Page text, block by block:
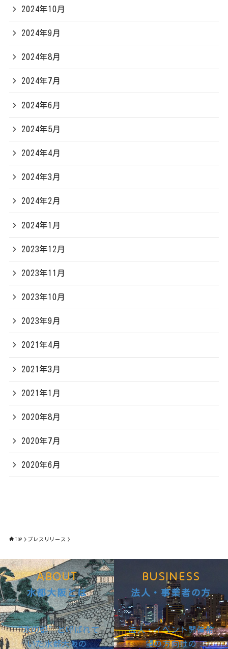
2024年10月
2024年9月
2024年8月
2024年7月
2024年6月
2024年5月
2024年4月
2024年3月
2024年2月
2024年1月
2023年12月
2023年11月
2023年10月
2023年9月
2021年4月
2021年3月
2021年1月
2020年8月
2020年7月
2020年6月
TOP プレスリリース
ABOUT
水都大阪とは
“水の都”と呼ばれて
いた水都大阪の
BUSINESS
法人・事業者の方
法人・イベント開催希
望の方向けの